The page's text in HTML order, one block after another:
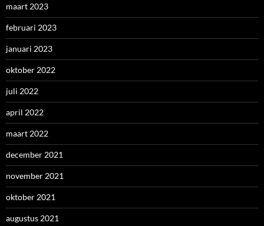
maart 2023
februari 2023
januari 2023
oktober 2022
juli 2022
april 2022
maart 2022
december 2021
november 2021
oktober 2021
augustus 2021